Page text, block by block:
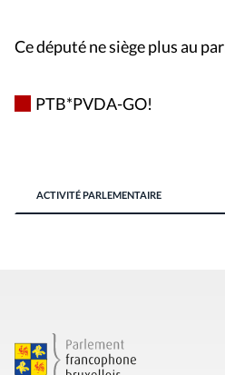
Ce député ne siège plus au
PTB*PVDA-GO!
ACTIVITÉ PARLEMENTAIRE